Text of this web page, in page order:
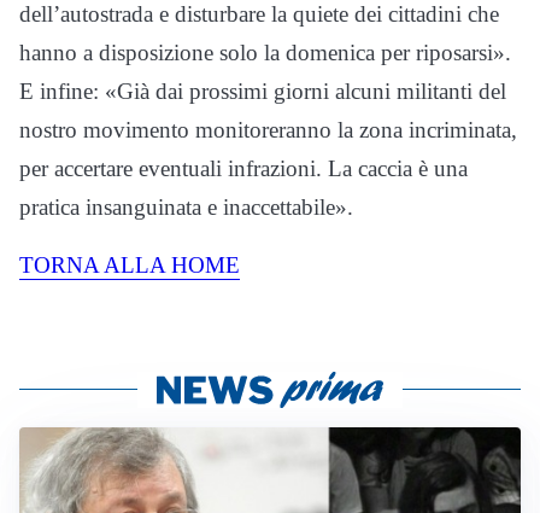
dell’autostrada e disturbare la quiete dei cittadini che
hanno a disposizione solo la domenica per riposarsi».
E infine: «Già dai prossimi giorni alcuni militanti del
nostro movimento monitoreranno la zona incriminata,
per accertare eventuali infrazioni. La caccia è una
pratica insanguinata e inaccettabile».
TORNA ALLA HOME